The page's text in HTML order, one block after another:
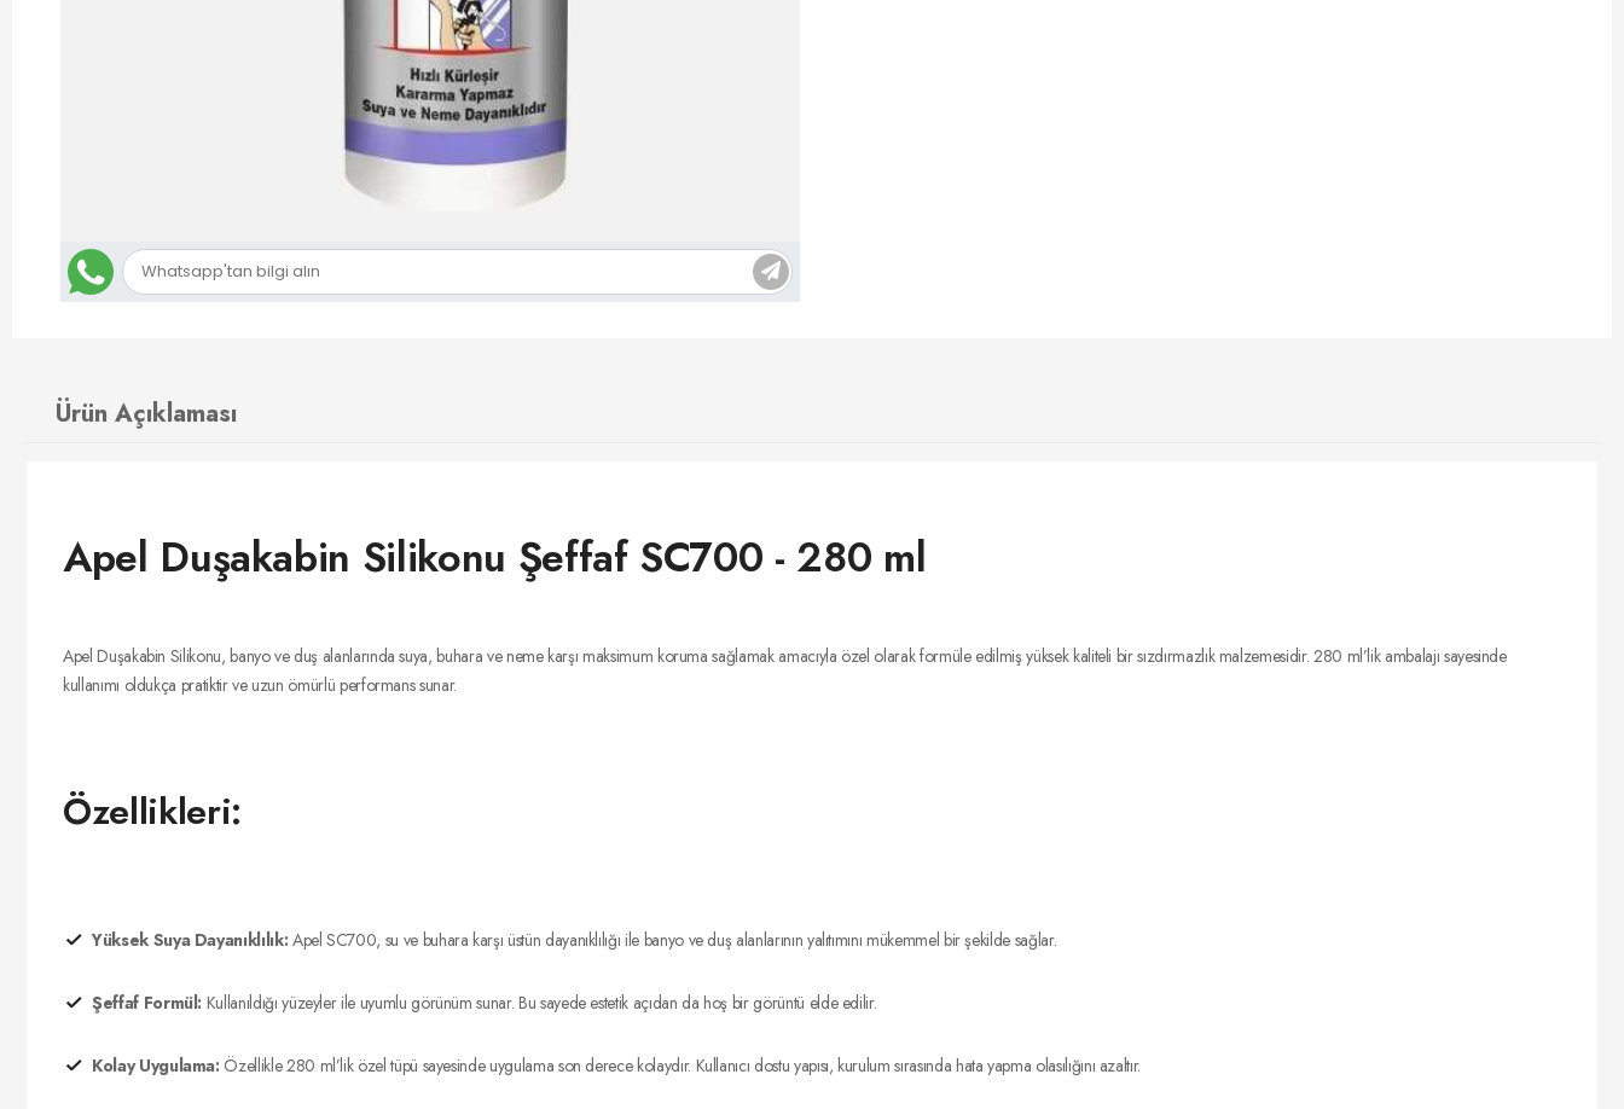
Ürün Açıklaması
Apel Duşakabin Silikonu Şeffaf SC700 - 280 ml
Apel Duşakabin Silikonu, banyo ve duş alanlarında suya, buhara ve neme karşı maksimum koruma sağlamak amacıyla özel olarak formüle edilmiş yüksek kaliteli bir sızdırmazlık malzemesidir. 280 ml’lik ambalajı sayesinde
kullanımı oldukça pratiktir ve uzun ömürlü performans sunar.
Özellikleri:
Yüksek Suya Dayanıklılık: Apel SC700, su ve buhara karşı üstün dayanıklılığı ile banyo ve duş alanlarının yalıtımını mükemmel bir şekilde sağlar.
Şeffaf Formül: Kullanıldığı yüzeyler ile uyumlu görünüm sunar. Bu sayede estetik açıdan da hoş bir görüntü elde edilir.
Kolay Uygulama: Özellikle 280 ml’lik özel tüpü sayesinde uygulama son derece kolaydır. Kullanıcı dostu yapısı, kurulum sırasında hata yapma olasılığını azaltır.